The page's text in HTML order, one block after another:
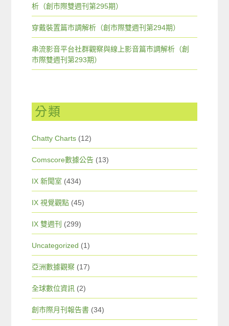
析（創市際雙週刊第295期）
穿戴裝置篇市調解析（創市際雙週刊第294期）
串流影音平台社群觀察與線上影音篇市調解析（創
市際雙週刊第293期）
分類
Chatty Charts (12)
Comscore數據公告 (13)
IX 新聞室 (434)
IX 視覺觀點 (45)
IX 雙週刊 (299)
Uncategorized (1)
亞洲數據觀察 (17)
全球數位資訊 (2)
創市際月刊報告書 (34)